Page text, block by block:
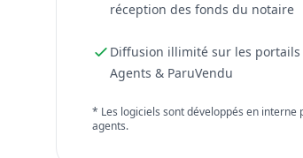
réception des fonds du notaire
Diffusion illimité sur les
Agents & ParuVendu
* Les logiciels sont développés en interne
agents.